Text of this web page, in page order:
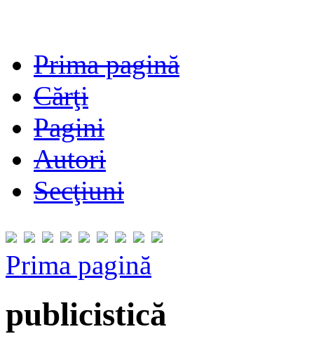
Prima pagină
Cărţi
Pagini
Autori
Secţiuni
Prima pagină
publicistică